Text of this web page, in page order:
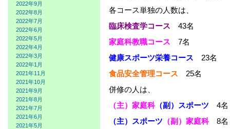
2022年9月
2022年8月
2022年7月
2022年6月
2022年5月
2022年4月
2022年3月
2022年1月
2021年11月
2021年10月
2021年9月
2021年8月
2021年7月
2021年6月
2021年5月
各コース単独の人数は、
臨床検査学コース 43名
家庭科教職コース 7名
健康スポーツ栄養コース 23名
食品安全管理コース 25名
併修の人は、
（主）家庭科（副）スポーツ 4名
（主）スポーツ （副）家庭科8名